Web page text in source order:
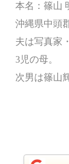
本名：篠山
沖縄県中頭
夫は写真家
3児の母。
次男は篠山